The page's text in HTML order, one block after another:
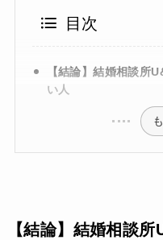
目次
【結論】結婚相談所
い人
【結論】結婚相談